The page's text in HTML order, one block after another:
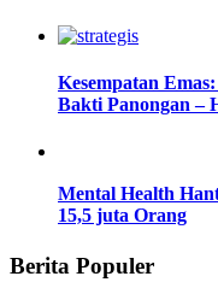
Kesempatan
Bakti Panongan –
Mental Health
15,5 juta Orang
Berita Populer